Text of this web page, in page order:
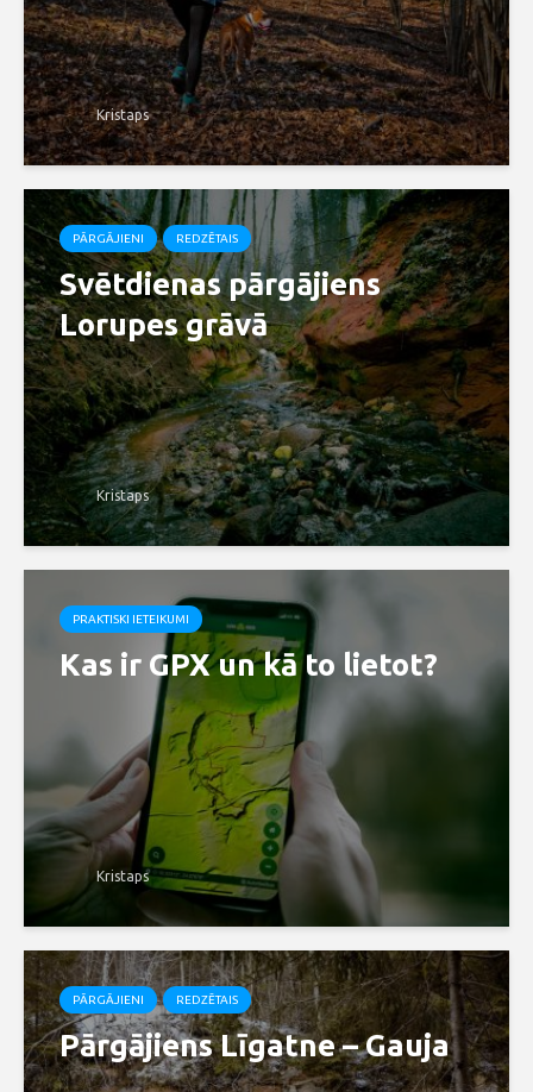
Kristaps
PĀRGĀJIENI REDZĒTAIS
Svētdienas pārgājiens
Lorupes grāvā
Kristaps
PRAKTISKI IETEIKUMI
Kas ir GPX un kā to lietot?
Kristaps
PĀRGĀJIENI REDZĒTAIS
Pārgājiens Līgatne – Gauja